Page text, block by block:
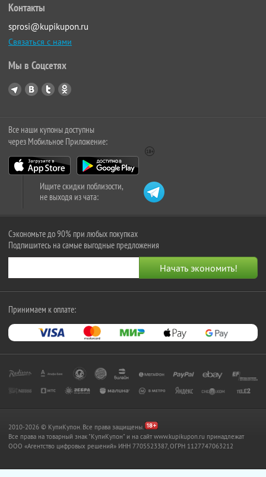
Контакты
sprosi@kupikupon.ru
Связаться с нами
Мы в Соцсетях
Все наши купоны доступны
через Мобильное Приложение:
Ищите скидки поблизости,
не выходя из чата:
Сэкономьте до 90% при любых покупках
Подпишитесь на самые выгодные предложения
Принимаем к оплате:
2010-2026 © КупиКупон. Все права защищены.
Все права на товарный знак "КупиКупон" и на сайт www.kupikupon.ru принадлежат
OOO «Агентство цифровых решений» ИНН 7705523387, ОГРН 1127747063212